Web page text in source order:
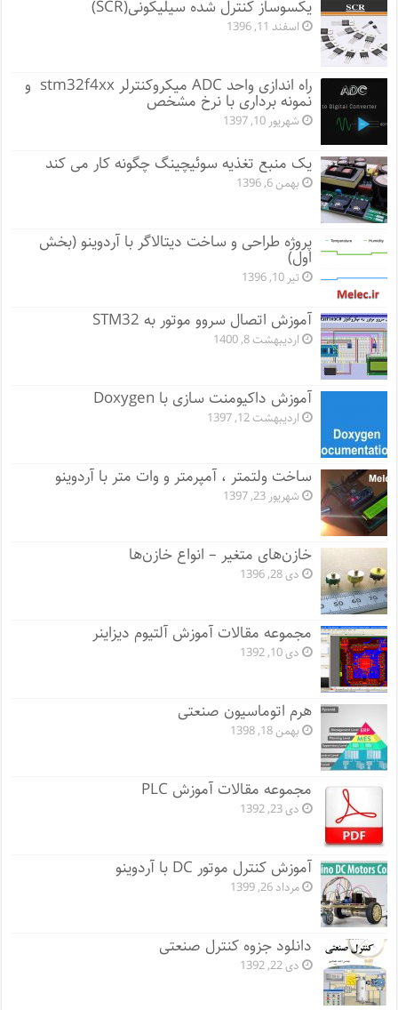
یکسوساز کنترل شده سیلیکونی(SCR)
اسفند 11, 1396
راه اندازی واحد ADC میکروکنترلر stm32f4xx و
نمونه برداری با نرخ مشخص
شهریور 10, 1397
یک منبع تغذیه سوئیچینگ چگونه کار می کند
بهمن 6, 1396
پروژه طراحی و ساخت دیتالاگر با آردوینو (بخش
اول)
تیر 10, 1396
آموزش اتصال سروو موتور به STM32
اردیبهشت 8, 1400
آموزش داکیومنت سازی با Doxygen
اردیبهشت 12, 1397
ساخت ولتمتر ، آمپرمتر و وات متر با آردوینو
شهریور 23, 1397
خازن‌های متغیر – انواع خازن‌ها
دی 28, 1396
مجموعه مقالات آموزش آلتیوم دیزاینر
دی 10, 1392
هرم اتوماسیون صنعتی
بهمن 18, 1398
مجموعه مقالات آموزش PLC
دی 23, 1392
آموزش کنترل موتور DC با آردوینو
مرداد 26, 1399
دانلود جزوه کنترل صنعتی
دی 22, 1392